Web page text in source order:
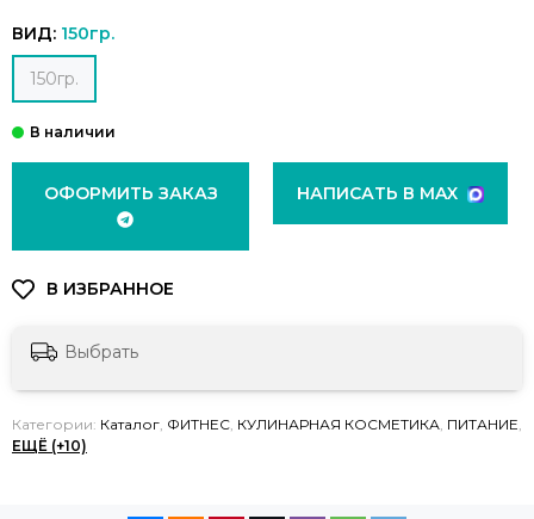
ВИД: 150гр.
150гр.
ОФОРМИТЬ ЗАКАЗ НАПИСАТЬ В MAX
Выбрать
Категории: Каталог ФИТНЕС КУЛИНАРНАЯ КОСМЕТИКА ПИТАНИЕ
ЕЩЁ (+10)